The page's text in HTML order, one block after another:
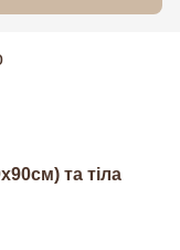
та тіла